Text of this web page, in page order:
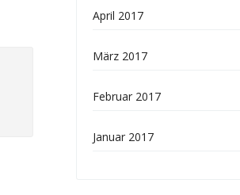
April 2017
März 2017
Februar 2017
Januar 2017